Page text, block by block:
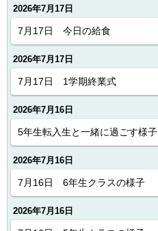
2026年7月17日
7月17日 今日の給食
2026年7月17日
7月17日 1学期終業式
2026年7月16日
5年生転入生と一緒に過ごす様子
2026年7月16日
7月16日 6年生クラスの様子
2026年7月16日